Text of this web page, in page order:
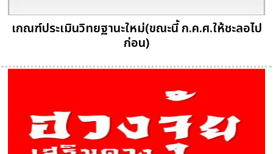
เกณฑ์ประเมินวิทยฐานะใหม่(ขณะนี้ ก.ค.ศ.ให้ชะลอไป
ก่อน)